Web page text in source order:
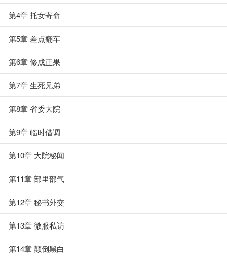
第4章 托女寄命
第5章 差点翻车
第6章 修成正果
第7章 生死兄弟
第8章 省委大院
第9章 临时借调
第10章 大院秘闻
第11章 部里部气
第12章 秘书外交
第13章 微服私访
第14章 颠倒黑白